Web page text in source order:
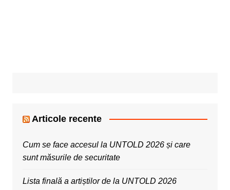
Articole recente
Cum se face accesul la UNTOLD 2026 și care
sunt măsurile de securitate
Lista finală a artiștilor de la UNTOLD 2026